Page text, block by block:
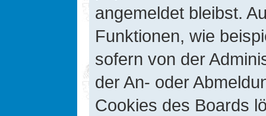
angemeldet bleibst.
Funktionen, wie
sofern von der
der An- oder
Cookies des Boards